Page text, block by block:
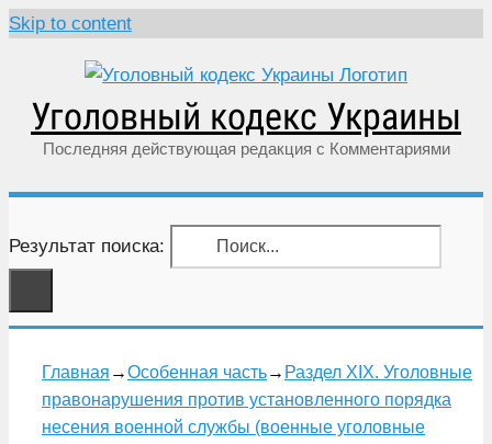
Skip to content
Уголовный кодекс Украины
Последняя действующая редакция с Комментариями
Результат поиска:
Главная →Особенная часть→ Раздел XIX. Уголовные
правонарушения против установленного порядка
несения военной службы (военные уголовные